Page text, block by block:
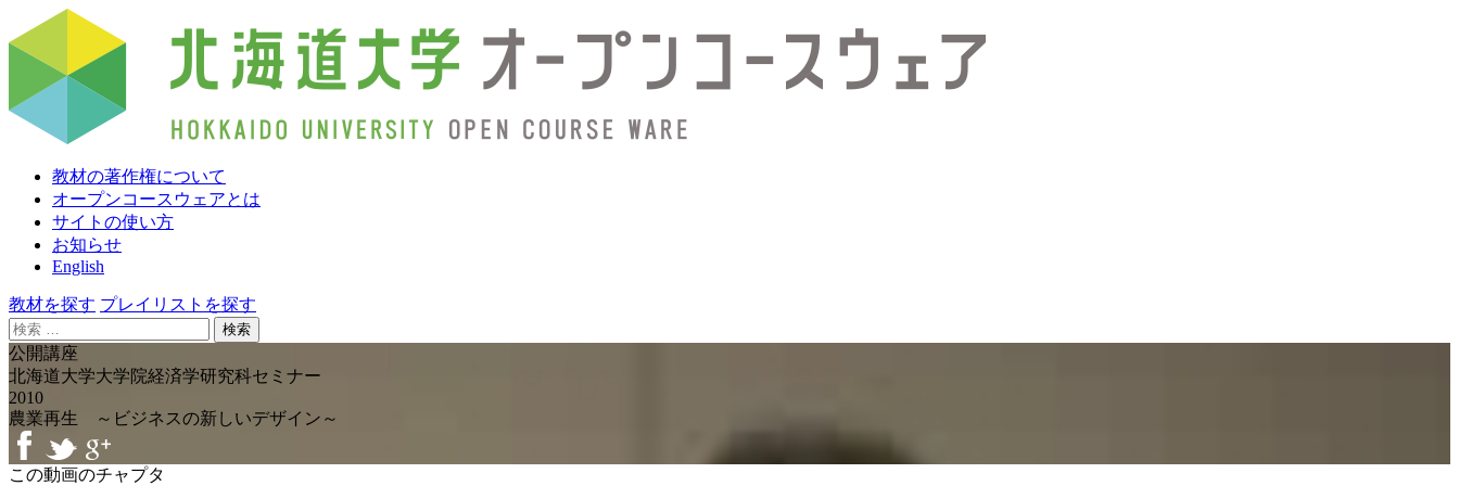
教材の著作権について
オープンコースウェアとは
サイトの使い方
お知らせ
English
教材を探す プレイリストを探す
検
索:
公開講座
北海道大学大学院経済学研究科セミナー
2010
農業再生 ～ビジネスの新しいデザイン～
この動画のチャプタ